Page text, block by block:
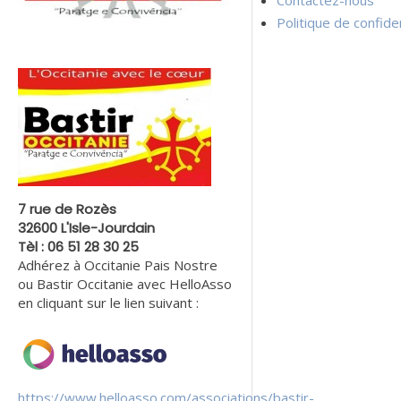
7 rue de Rozès
32600 L'Isle-Jourdain
Tèl : 06 51 28 30 25
Adhérez à Occitanie Pais Nostre
ou Bastir Occitanie avec HelloAsso
en cliquant sur le lien suivant :
https://www.helloasso.com/associations/bastir-
Politique de